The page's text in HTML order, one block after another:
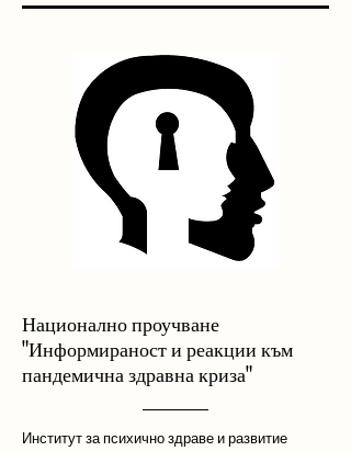
Национално проучване
"Информираност и реакции към
пандемична здравна криза"
Институт за психично здраве и развитие